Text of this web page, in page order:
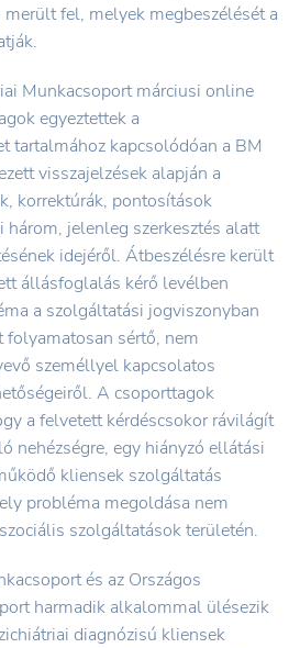
merült fel, melyek megbeszélését a
Munkacsoport márciusi online
egyeztettek a
tartalmához kapcsolódóan a BM
visszajelzések alapján a
korrektúrák, pontosítások
három, jelenleg szerkesztés alatt
idejéről. Átbeszélésre került
állásfoglalás kérő levélben
a szolgáltatási jogviszonyban
folyamatosan sértő, nem
személlyel kapcsolatos
A csoporttagok
a felvetett kérdéscsokor rávilágít
nehézségre, egy hiányzó ellátási
kliensek szolgáltatás
probléma megoldása nem
szolgáltatások területén.
és az Országos
harmadik alkalommal ülésezik
diagnózisú kliensek